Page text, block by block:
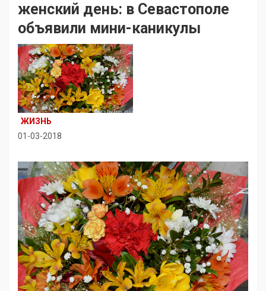
женский день: в Севастополе
объявили мини-каникулы
ЖИЗНЬ
01-03-2018